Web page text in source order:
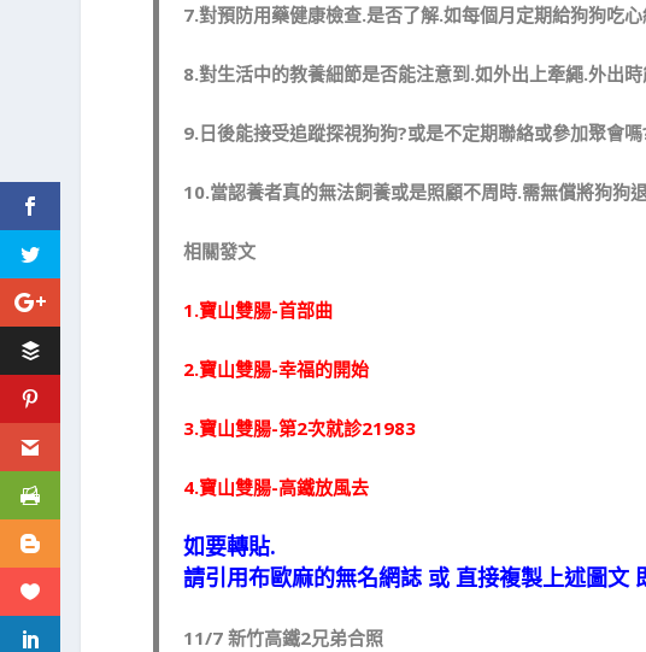
7.對預防用藥健康檢查.是否了解.如每個月定期給狗狗吃
8.對生活中的教養細節是否能注意到.如外出上牽繩.外出
9.日後能接受追蹤探視狗狗?或是不定期聯絡或參加聚會嗎
10.當認養者真的無法飼養或是照顧不周時.需無償將狗狗
相關發文
1.寶山雙腸-首部曲
2.寶山雙腸-幸福的開始
3.寶山雙腸-第2次就診21983
4.寶山雙腸-高鐵放風去
如要轉貼.
請引用布歐麻的無名網誌 或 直接複製上述圖文
11/7 新竹高鐵2兄弟合照